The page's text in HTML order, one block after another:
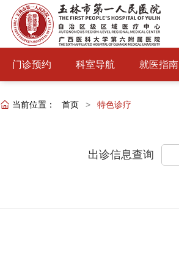
门诊预约 科室导航 就医指南
当前位置： 首页 > 特色诊疗
出诊信息查询